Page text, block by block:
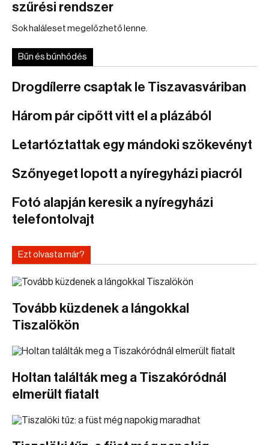
szűrési rendszer
Sok haláleset megelőzhető lenne.
Bűn és bűnhődés
Drogdílerre csaptak le Tiszavasváriban
Három pár cipőtt vitt el a plázából
Letartóztattak egy mándoki szökevényt
Szőnyeget lopott a nyíregyházi piacról
Fotó alapján keresik a nyíregyházi
telefontolvajt
Ezt olvasta már?
Tovább küzdenek a lángokkal
Tiszalökön
Holtan találták meg a Tiszakóródnál
elmerült fiatalt